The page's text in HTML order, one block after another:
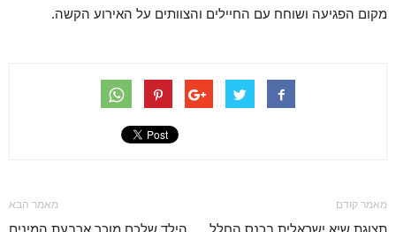
מקום הפגיעה ושוחח עם החיילים והצוותים על האירוע הקשה.
מאמר קודם מאמר הבא